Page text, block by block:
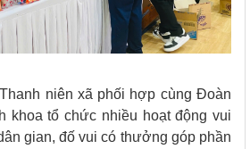
niên xã phối hợp cùng Đoàn
khoa tổ chức nhiều hoạt động vui
gian, đố vui có thưởng góp phần